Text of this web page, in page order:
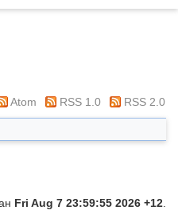
Atom RSS 1.0 RSS 2.0
Fri Aug 7 23:59:55 2026 +12